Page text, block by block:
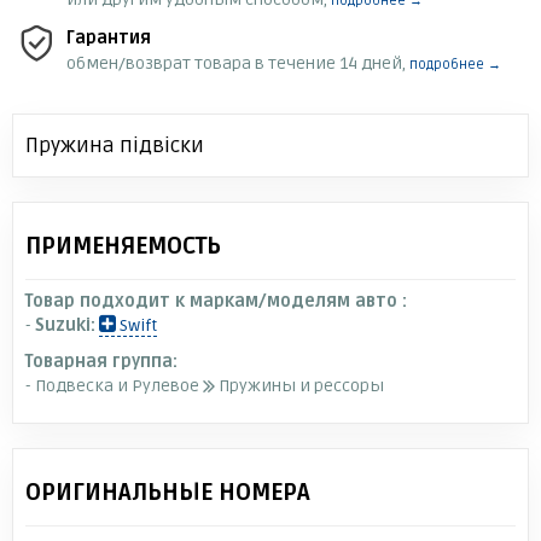
Гарантия
обмен/возврат товара в течение 14 дней, подробнее →
Пружина підвіски
ПРИМЕНЯЕМОСТЬ
Товар подходит к маркам/моделям авто :
- Suzuki:
Swift
Товарная группа:
- Подвеска и Рулевое
Пружины и рессоры
ОРИГИНАЛЬНЫЕ НОМЕРА